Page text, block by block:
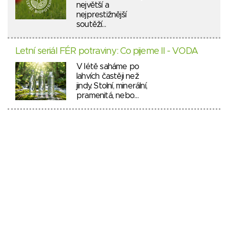
největší a
nejprestižnější
soutěží…
Letní seriál FÉR potraviny: Co pijeme II - VODA
V létě saháme po
lahvích častěji než
jindy. Stolní, minerální,
pramenitá, nebo…